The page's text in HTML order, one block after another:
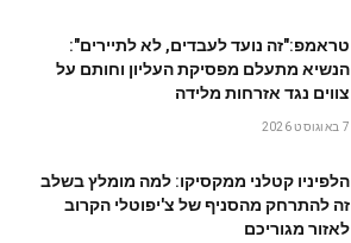
טראמפ:"זה נועד לעבדים, לא לתיירים":
הנשיא מתעלם מפסיקת העליון וחותם על
צווים נגד אזרחות מלידה
7 באוגוסט 2026
הלפיניו קטלני ממקסיקו: למה מומלץ בשלב
זה להתרחק מהסניף של צ'יפוטלי הקרוב
לאזור מגוריכם